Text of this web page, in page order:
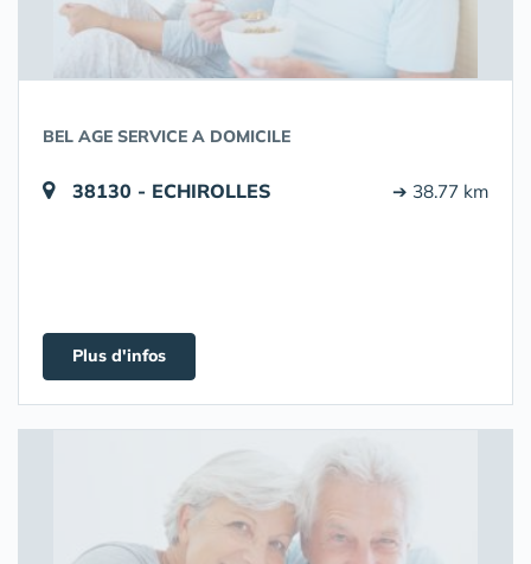
BEL AGE SERVICE A DOMICILE
38130 - ECHIROLLES ➔ 38.77 km
Plus d'infos